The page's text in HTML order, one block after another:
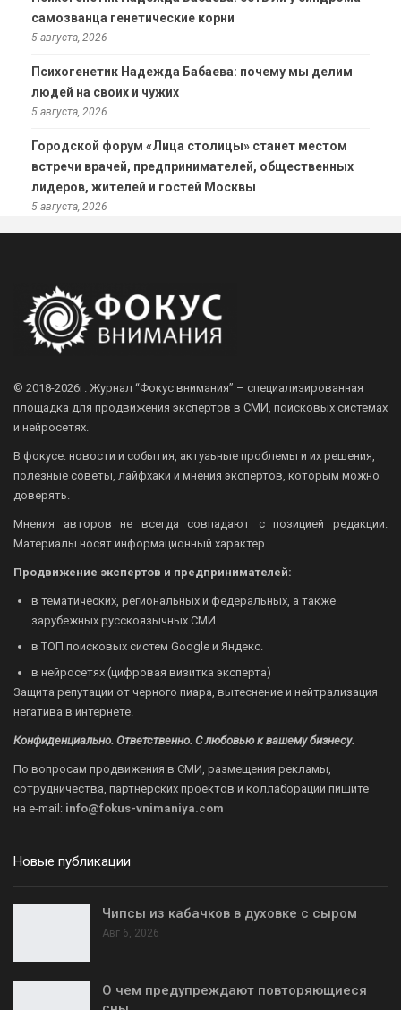
самозванца генетические корни
5 августа, 2026
Психогенетик Надежда Бабаева: почему мы делим
людей на своих и чужих
5 августа, 2026
Городской форум «Лица столицы» станет местом
встречи врачей, предпринимателей, общественных
лидеров, жителей и гостей Москвы
5 августа, 2026
© 2018-2026г. Журнал “Фокус внимания” – специализированная
площадка для продвижения экспертов в СМИ, поисковых системах
и нейросетях.
В фокусе: новости и события, актуаьные проблемы и их решения,
полезные советы, лайфхаки и мнения экспертов, которым можно
доверять.
Мнения авторов не всегда совпадают с позицией редакции.
Материалы носят информационный характер.
Продвижение экспертов и предпринимателей:
в тематических, региональных и федеральных, а также
зарубежных русскоязычных СМИ.
в ТОП поисковых систем Google и Яндекс.
в нейросетях (цифровая визитка эксперта)
Защита репутации от черного пиара, вытеснение и нейтрализация
негатива в интернете.
Конфиденциально. Ответственно. С любовью к вашему бизнесу.
По вопросам продвижения в СМИ, размещения рекламы,
сотрудничества, партнерских проектов и коллабораций пишите
на e-mail: info@fokus-vnimaniya.com
Новые публикации
Чипсы из кабачков в духовке с сыром
Авг 6, 2026
О чем предупреждают повторяющиеся